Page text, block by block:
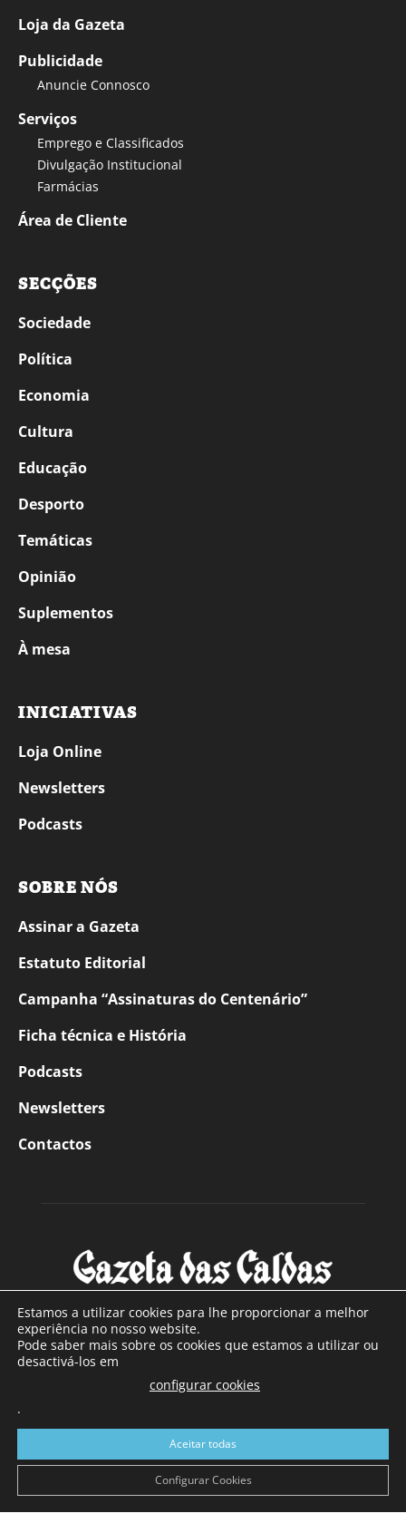
Loja da Gazeta
Publicidade
Anuncie Connosco
Serviços
Emprego e Classificados
Divulgação Institucional
Farmácias
Área de Cliente
SECÇÕES
Sociedade
Política
Economia
Cultura
Educação
Desporto
Temáticas
Opinião
Suplementos
À mesa
INICIATIVAS
Loja Online
Newsletters
Podcasts
SOBRE NÓS
Assinar a Gazeta
Estatuto Editorial
Campanha “Assinaturas do Centenário”
Ficha técnica e História
Podcasts
Newsletters
Contactos
SOBRE NÓS
Com sede nas Caldas da Rainha e mais de 90 anos de
a sul de distrito de Leiria, com mais de 40.000 leitores por
toda a região Oeste. Jornal com distribuição em Portugal
Continental e assinatura online.
Estamos a utilizar cookies para lhe proporcionar a melhor
experiência no nosso website.
Pode saber mais sobre os cookies que estamos a utilizar ou
desactivá-los em
configurar cookies
.
Aceitar todas
Configurar Cookies